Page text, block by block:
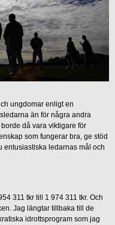
ungdomar enligt en
än för några andra
då vara viktigare för
som fungerar bra, ge stöd
entusiastiska ledarnas mål och
311 tkr till 1 974 311 tkr. Och
Jag längtar tillbaka till de
idrottsprogram som jag